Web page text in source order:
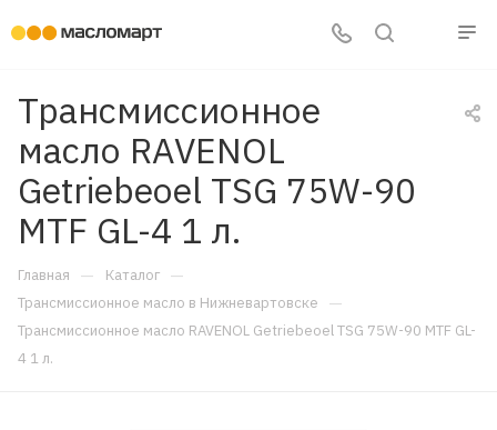
Трансмиссионное
масло RAVENOL
Getriebeoel TSG 75W-90
MTF GL-4 1 л.
Главная — Каталог —
Трансмиссионное масло в Нижневартовске —
Трансмиссионное масло RAVENOL Getriebeoel TSG 75W-90 MTF GL-
4 1 л.